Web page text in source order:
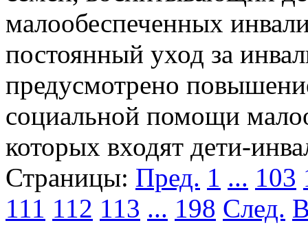
малообеспеченных
постоянный уход за
предусмотрено
социальной помощи
которых входят дети-
Страницы: Пред. 1 ... 103
111 112 113 ... 198 След.